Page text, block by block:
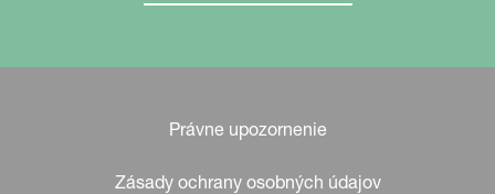
Právne upozornenie
Zásady ochrany osobných údajov